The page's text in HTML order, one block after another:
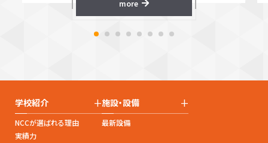
more
学校紹介 +
NCCが選ばれる理由
実績力
施設・設備 +
最新設備